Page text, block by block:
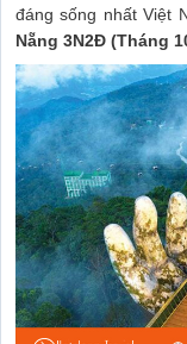
đáng sống nhất Việt
Nẵng 3N2Đ (Tháng